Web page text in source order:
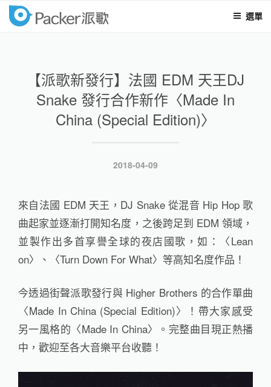
選單
packer
【派歌新發行】法國 EDM 天王DJ
Snake 發行合作新作〈Made In
China (Special Edition)〉
發
2018-04-09
來自法國 EDM 天王，DJ Snake 從混音 Hip Hop 歌
曲起家並逐漸打開知名度，之後跨足到 EDM 領域，
並製作出多首享譽全球的夜店國歌，如：〈Lean
on〉、〈Turn Down For What〉等高知名度作品！
今透過街聲派歌發行與 Higher Brothers 的合作單曲
〈Made In China (Special Edition)〉！帶大家感受
另一風格的〈Made In China〉。完整曲目現正熱播
中，歡迎至各大音樂平台收聽！